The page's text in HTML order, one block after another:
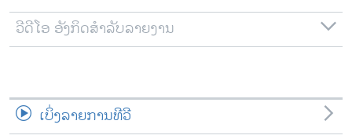
ວີດີໂອ ອັງກິດສຳລັບລາຍງານ
ເບິ່ງລາຍການທີວີ